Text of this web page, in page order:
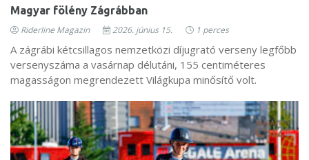
Magyar fölény Zágrábban
Riderline Magazin 2026. június 15. 1 perces
A zágrábi kétcsillagos nemzetközi díjugrató verseny legfőbb
versenyszáma a vasárnap délutáni, 155 centiméteres
magasságon megrendezett Világkupa minősítő volt.